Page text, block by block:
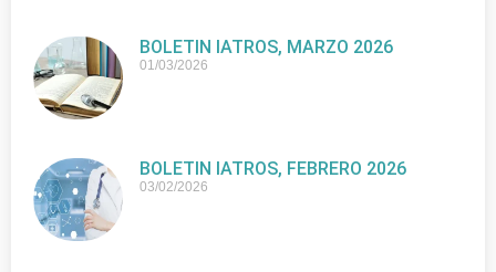
BOLETIN IATROS, MARZO 2026
01/03/2026
BOLETIN IATROS, FEBRERO 2026
03/02/2026